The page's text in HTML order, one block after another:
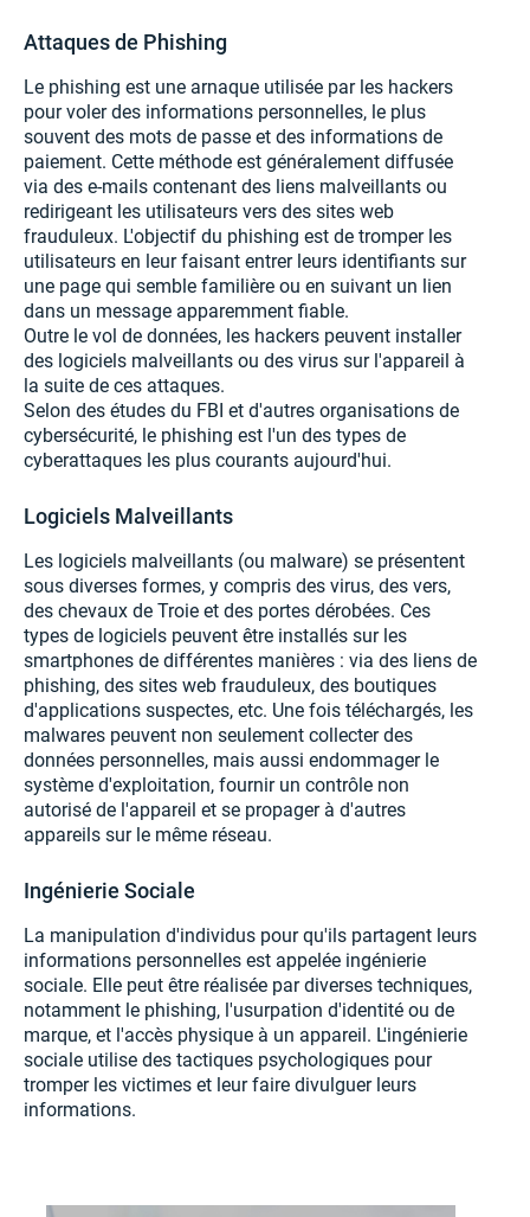
Attaques de Phishing
Le phishing est une arnaque utilisée par les hackers
pour voler des informations personnelles, le plus
souvent des mots de passe et des informations de
paiement. Cette méthode est généralement diffusée
via des e-mails contenant des liens malveillants ou
redirigeant les utilisateurs vers des sites web
frauduleux. L'objectif du phishing est de tromper les
utilisateurs en leur faisant entrer leurs identifiants sur
une page qui semble familière ou en suivant un lien
dans un message apparemment fiable.
Outre le vol de données, les hackers peuvent installer
des logiciels malveillants ou des virus sur l'appareil à
la suite de ces attaques.
Selon des études du FBI et d'autres organisations de
cybersécurité, le phishing est l'un des types de
cyberattaques les plus courants aujourd'hui.
Logiciels Malveillants
Les logiciels malveillants (ou malware) se présentent
sous diverses formes, y compris des virus, des vers,
des chevaux de Troie et des portes dérobées. Ces
types de logiciels peuvent être installés sur les
smartphones de différentes manières : via des liens de
phishing, des sites web frauduleux, des boutiques
d'applications suspectes, etc. Une fois téléchargés, les
malwares peuvent non seulement collecter des
données personnelles, mais aussi endommager le
système d'exploitation, fournir un contrôle non
autorisé de l'appareil et se propager à d'autres
appareils sur le même réseau.
Ingénierie Sociale
La manipulation d'individus pour qu'ils partagent leurs
informations personnelles est appelée ingénierie
sociale. Elle peut être réalisée par diverses techniques,
notamment le phishing, l'usurpation d'identité ou de
marque, et l'accès physique à un appareil. L'ingénierie
sociale utilise des tactiques psychologiques pour
tromper les victimes et leur faire divulguer leurs
informations.